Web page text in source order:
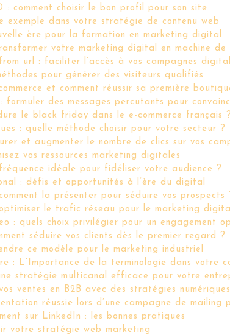
: comment choisir le bon profil pour son site
exemple dans votre stratégie de contenu web
ère pour la formation en marketing digital
votre marketing digital en machine de
url : faciliter l’accès à vos campagnes
pour générer des visiteurs qualifiés
et comment réussir sa première
formuler des messages percutants pour
le black friday dans le e-commerce français ?
: quelle méthode choisir pour votre secteur ?
et augmenter le nombre de clics sur vos
vos ressources marketing digitales
idéale pour fidéliser votre audience ?
: défis et opportunités à l’ère du digital
la présenter pour séduire vos prospects
le trafic réseau pour le marketing
: quels choix privilégier pour un engagement
séduire vos clients dès le premier regard ?
ce modèle pour le marketing industriel
: L’Importance de la terminologie dans votre
stratégie multicanal efficace pour votre
ventes en B2B avec des stratégies
réussie lors d’une campagne de mailing
sur LinkedIn : les bonnes pratiques
votre stratégie web marketing